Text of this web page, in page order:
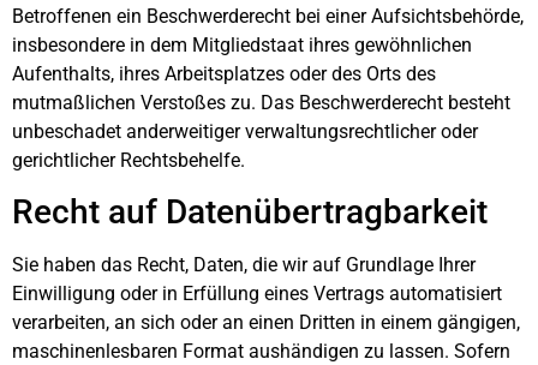
Betroffenen ein Beschwerderecht bei einer Aufsichtsbehörde,
insbesondere in dem Mitgliedstaat ihres gewöhnlichen
Aufenthalts, ihres Arbeitsplatzes oder des Orts des
mutmaßlichen Verstoßes zu. Das Beschwerderecht besteht
unbeschadet anderweitiger verwaltungsrechtlicher oder
gerichtlicher Rechtsbehelfe.
Recht auf Daten­übertrag­barkeit
Sie haben das Recht, Daten, die wir auf Grundlage Ihrer
Einwilligung oder in Erfüllung eines Vertrags automatisiert
verarbeiten, an sich oder an einen Dritten in einem gängigen,
maschinenlesbaren Format aushändigen zu lassen. Sofern